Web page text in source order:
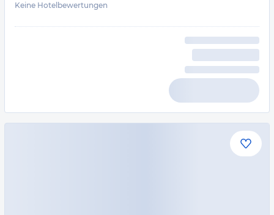
Keine Hotelbewertungen